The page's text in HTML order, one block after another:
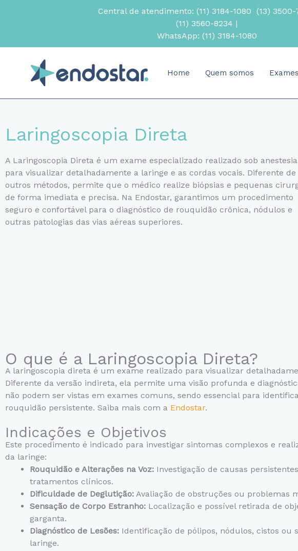
Central de atendimento: (11) 3184-1080 (13) 3500-
(11) 3560-8234 |
WhatsApp: (11) 3184-1080
Home Quem somos Exames
Laringoscopia Direta
A Laringoscopia Direta é um exame especializado realizado sob anestesia
para visualizar detalhadamente a laringe e as cordas vocais. Diferente de
outros métodos, permite que o médico realize biópsias e pequenas
de forma imediata e precisa. Na Endostar, garantimos um procedimento
seguro e confortável para o diagnóstico de rouquidão crônica, nódulos e
outras patologias das vias aéreas superiores.
O que é a Laringoscopia Direta?
A laringoscopia direta é um exame realizado para visualizar
Diferente da versão indireta, ela permite uma visão profunda e
não podem ser vistas em exames comuns, sendo essencial para
rouquidão persistente. Saiba mais com a Endostar.
Indicações e Objetivos
Este procedimento é indicado para investigar sintomas complexos e
da laringe:
Rouquidão e Alterações na Voz: Investigação de causas
tratamentos clínicos.
Dificuldade de Deglutição: Avaliação de obstruções ou problemas
Sensação de Corpo Estranho: Localização e possível retirada de
garganta.
Diagnóstico de Lesões: Identificação de pólipos, nódulos, cistos ou
laringe.